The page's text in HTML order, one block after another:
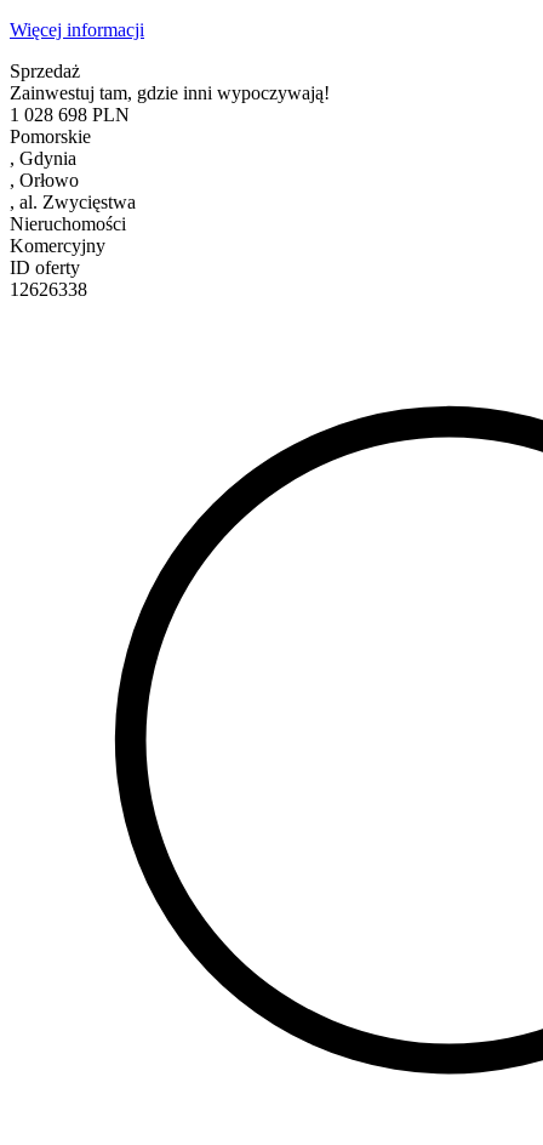
Więcej informacji
Sprzedaż
Zainwestuj tam, gdzie inni wypoczywają!
1 028 698 PLN
Pomorskie
, Gdynia
, Orłowo
, al. Zwycięstwa
Nieruchomości
Komercyjny
ID oferty
12626338